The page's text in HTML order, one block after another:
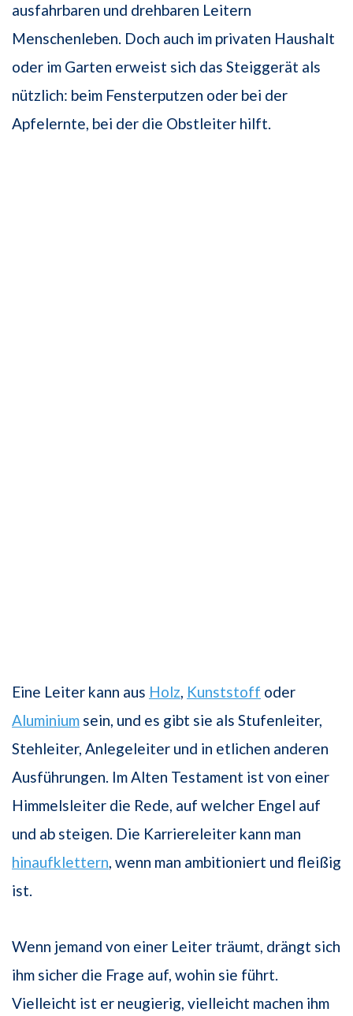
ausfahrbaren und drehbaren Leitern
Menschenleben. Doch auch im privaten Haushalt
oder im Garten erweist sich das Steiggerät als
nützlich: beim Fensterputzen oder bei der
Apfelernte, bei der die Obstleiter hilft.
Eine Leiter kann aus Holz, Kunststoff oder
Aluminium sein, und es gibt sie als Stufenleiter,
Stehleiter, Anlegeleiter und in etlichen anderen
Ausführungen. Im Alten Testament ist von einer
Himmelsleiter die Rede, auf welcher Engel auf
und ab steigen. Die Karriereleiter kann man
hinaufklettern, wenn man ambitioniert und fleißig
ist.
Wenn jemand von einer Leiter träumt, drängt sich
ihm sicher die Frage auf, wohin sie führt.
Vielleicht ist er neugierig, vielleicht machen ihm